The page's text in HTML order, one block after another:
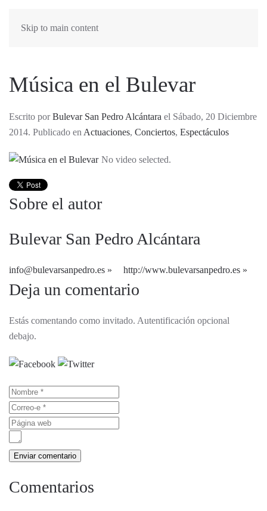
Skip to main content
Música en el Bulevar
Escrito porBulevar San Pedro Alcántara el Sábado, 20 Diciembre
2014. Publicado en Actuaciones, Conciertos, Espectáculos
No video selected.
Sobre el autor
Bulevar San Pedro Alcántara
info@bulevarsanpedro.es http://www.bulevarsanpedro.es
Deja un comentario
Estás comentando como invitado. Autentificación opcional
debajo.
Comentarios